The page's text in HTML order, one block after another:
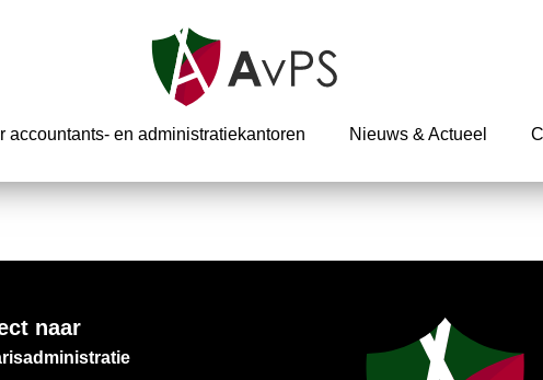
accountants- en administratiekantoren Nieuws & Actueel
naar